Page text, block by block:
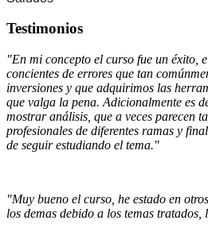
Testimonios
"En mi concepto el curso fue un éxito,
concientes de errores que tan
inversiones y que adquirimos las
que valga la pena. Adicionalmente es
mostrar análisis, que a veces parecen
profesionales de diferentes ramas y
de seguir estudiando el tema."
"Muy bueno el curso, he estado en
los demas debido a los temas